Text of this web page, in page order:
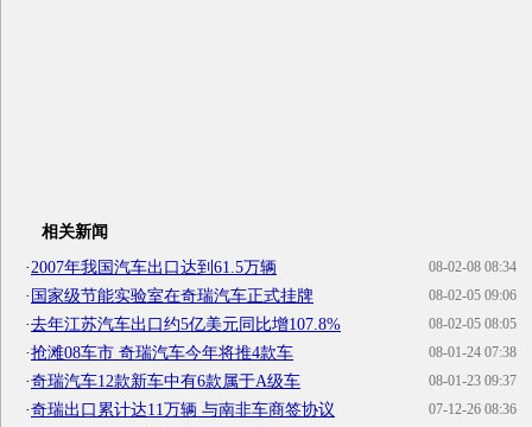
相关新闻
08-02-08 08:34
·2007年我国汽车出口达到61.5万辆
08-02-05 09:06
·国家级节能实验室在奇瑞汽车正式挂牌
08-02-05 08:05
·去年江苏汽车出口约5亿美元同比增107.8%
08-01-24 07:38
·抢滩08车市 奇瑞汽车今年将推4款车
08-01-23 09:37
·奇瑞汽车12款新车中有6款属于A级车
07-12-26 08:36
·奇瑞出口累计达11万辆 与南非车商签协议